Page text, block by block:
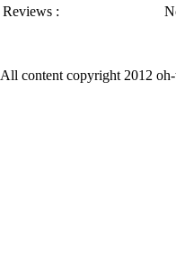
Reviews :
All content copyright 2012